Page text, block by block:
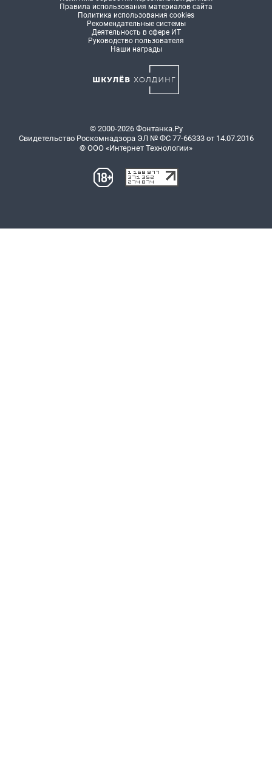
Правила использования материалов сайта
Политика использования cookies
Рекомендательные системы
Деятельность в сфере ИТ
Руководство пользователя
Наши награды
© 2000-2026 Фонтанка.Ру
Свидетельство Роскомнадзора ЭЛ № ФС 77-66333 от 14.07.2016
© ООО «Интернет Технологии»